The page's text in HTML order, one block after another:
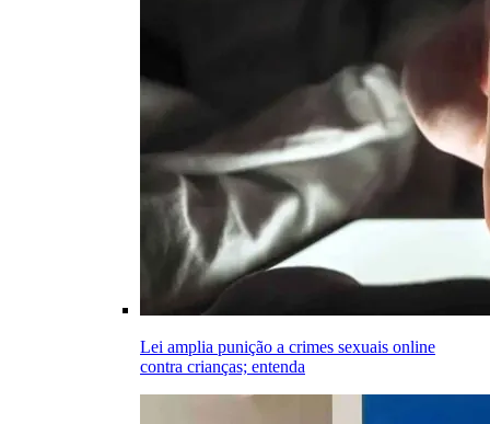
Lei amplia punição a crimes sexuais online
contra crianças; entenda